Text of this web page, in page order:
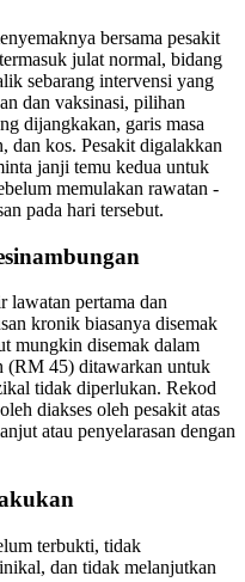
bersama pesakit
julat normal, bidang
sebarang intervensi yang
dan vaksinasi, pilihan
dijangkakan, garis masa
dan kos. Pesakit digalakkan
janji temu kedua untuk
memulakan rawatan -
pada hari tersebut.
lawatan pertama dan
kronik biasanya disemak
mungkin disemak dalam
(RM 45) ditawarkan untuk
tidak diperlukan. Rekod
diakses oleh pesakit atas
atau penyelarasan dengan
terbukti, tidak
dan tidak melanjutkan